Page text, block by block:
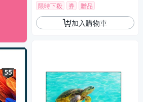
限時下殺
券 贈品
加入購物車